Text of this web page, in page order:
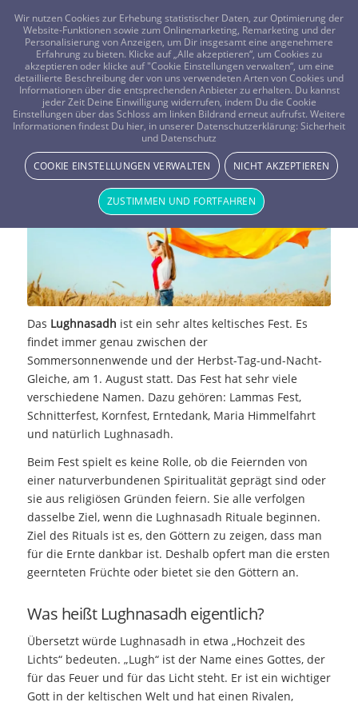
FRAGEN? KOSTENLOS ANRUFEN: 0800-8478266
Das Lichterfest Lughnasadh
Das Lughnasadh ist ein sehr altes keltisches Fest. Es
findet immer genau zwischen der
Sommersonnenwende und der Herbst-Tag-und-Nacht-
Gleiche, am 1. August statt. Das Fest hat sehr viele
verschiedene Namen. Dazu gehören: Lammas Fest,
Schnitterfest, Kornfest, Erntedank, Maria Himmelfahrt
und natürlich Lughnasadh.
Beim Fest spielt es keine Rolle, ob die Feiernden von
einer naturverbundenen Spiritualität geprägt sind oder
sie aus religiösen Gründen feiern. Sie alle verfolgen
dasselbe Ziel, wenn die Lughnasadh Rituale beginnen.
Ziel des Rituals ist es, den Göttern zu zeigen, dass man
für die Ernte dankbar ist. Deshalb opfert man die ersten
geernteten Früchte oder bietet sie den Göttern an.
Was heißt Lughnasadh eigentlich?
Übersetzt würde Lughnasadh in etwa „Hochzeit des
Lichts“ bedeuten. „Lugh“ ist der Name eines Gottes, der
für das Feuer und für das Licht steht. Er ist ein wichtiger
Gott in der keltischen Welt und hat einen Rivalen,
Wir nutzen Cookies zur Erhebung statistischer Daten, zur Optimierung der
Website-Funktionen sowie zum Onlinemarketing, Remarketing und der
Personalisierung von Anzeigen, um Dir insgesamt eine angenehmere
Erfahrung zu bieten. Klicke auf „Alle akzeptieren“, um Cookies zu
akzeptieren oder klicke auf "Cookie Einstellungen verwalten“, um eine
detaillierte Beschreibung der von uns verwendeten Arten von Cookies und
Informationen über die entsprechenden Anbieter zu erhalten. Du kannst
jeder Zeit Deine Einwilligung widerrufen, indem Du die Cookie
Einstellungen über das Schloss am linken Bildrand erneut aufrufst. Weitere
Informationen findest Du hier, in unserer Datenschutzerklärung: Sicherheit
und Datenschutz
COOKIE EINSTELLUNGEN VERWALTEN NICHT AKZEPTIEREN
ZUSTIMMEN UND FORTFAHREN